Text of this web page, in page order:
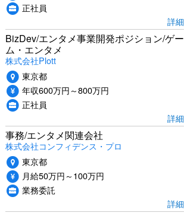
正社員
詳細
BizDev/エンタメ事業開発ポジション/ゲー
ム・エンタメ
株式会社Plott
東京都
年収600万円～800万円
正社員
詳細
事務/エンタメ関連会社
株式会社コンフィデンス・プロ
東京都
月給50万円～100万円
業務委託
詳細